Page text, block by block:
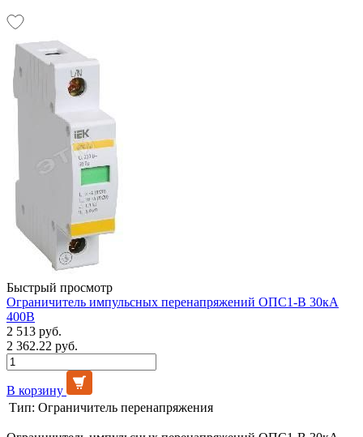
Быстрый просмотр
Ограничитель импульсных перенапряжений ОПС1-В 30кА
400В
2 513 руб.
2 362.22 руб.
В корзину
Тип: Ограничитель перенапряжения